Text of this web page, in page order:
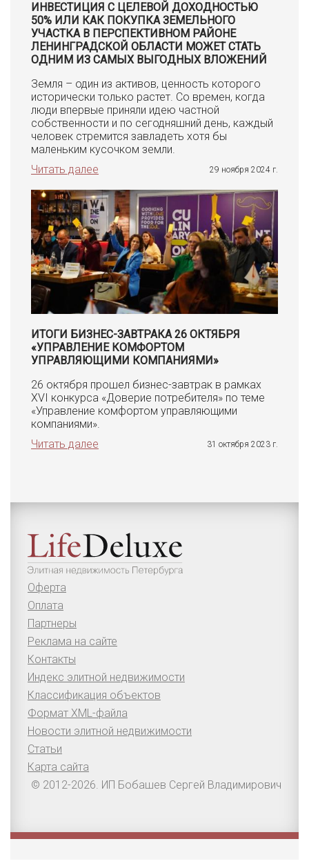
ИНВЕСТИЦИЯ С ЦЕЛЕВОЙ ДОХОДНОСТЬЮ
50% ИЛИ КАК ПОКУПКА ЗЕМЕЛЬНОГО
УЧАСТКА В ПЕРСПЕКТИВНОМ РАЙОНЕ
ЛЕНИНГРАДСКОЙ ОБЛАСТИ МОЖЕТ СТАТЬ
ОДНИМ ИЗ САМЫХ ВЫГОДНЫХ ВЛОЖЕНИЙ
Земля – один из активов, ценность которого
исторически только растет. Со времен, когда
люди впервые приняли идею частной
собственности и по сегодняшний день, каждый
человек стремится завладеть хотя бы
маленьким кусочком земли.
Читать далее
29 ноября 2024 г.
ИТОГИ БИЗНЕС-ЗАВТРАКА 26 ОКТЯБРЯ
«УПРАВЛЕНИЕ КОМФОРТОМ
УПРАВЛЯЮЩИМИ КОМПАНИЯМИ»
26 октября прошел бизнес-завтрак в рамках
XVI конкурса «Доверие потребителя» по теме
«Управление комфортом управляющими
компаниями».
Читать далее
31 октября 2023 г.
Оферта
Оплата
Партнеры
Реклама на сайте
Контакты
Индекс элитной недвижимости
Классификация объектов
Формат XML-файла
Новости элитной недвижимости
Статьи
Карта сайта
© 2012-2026. ИП Бобашев Сергей Владимирович